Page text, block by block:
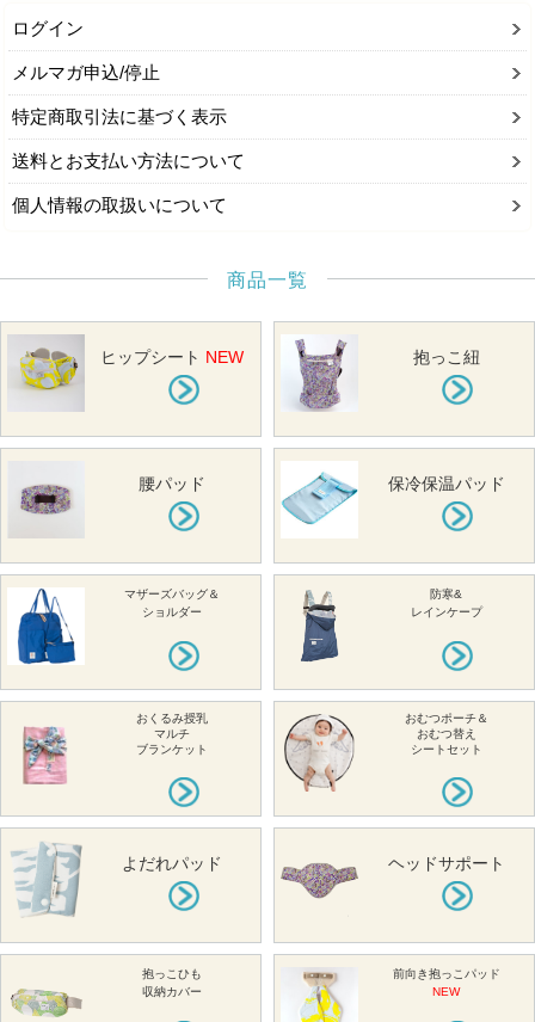
ログイン
メルマガ申込/停止
特定商取引法に基づく表示
送料とお支払い方法について
個人情報の取扱いについて
商品一覧
ヒップシート NEW 抱っこ紐
腰パッド 保冷保温パッド
マザーズバッグ＆
ショルダー
防寒&
レインケープ
おくるみ授乳
マルチ
ブランケット
おむつポーチ＆
おむつ替え
シートセット
よだれパッド ヘッドサポート
抱っこひも
収納カバー
前向き抱っこパッド
NEW